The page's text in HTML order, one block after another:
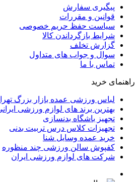
پیگیری سفارش
قوانین و مقررات
سیاست حفظ حریم خصوصی
شرایط بازگرداندن کالا
گزارش تخلف
سوال و جواب های متداول
تماس با ما
راهنمای خرید
لباس ورزشی عمده بازار بزرگ
بهترین برند های لوازم ورزشی
تجهیز باشگاه بدنسازی
تجهیزات کلاس درس تربیت بدنی
خرید عمده وسایل شنا
کفپوش سالن ورزشی چند منظوره
شرکت های لوازم ورزشی ایران